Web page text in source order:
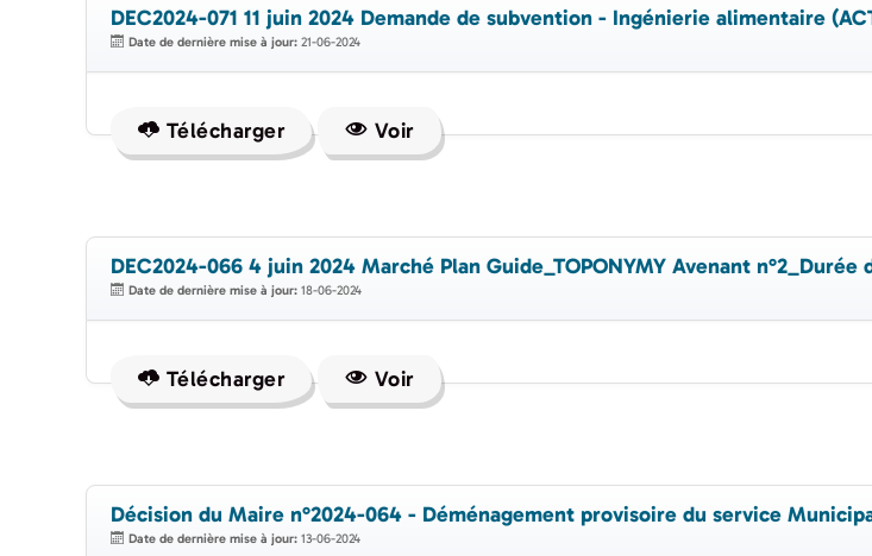
DEC2024-071 11 juin 2024 Demande de subvention - Ingénierie alimentaire
Date de dernière mise à jour: 21-06-2024
Télécharger Voir
DEC2024-066 4 juin 2024 Marché Plan Guide_TOPONYMY Avenant n°2_Durée
Date de dernière mise à jour: 18-06-2024
Télécharger Voir
Décision du Maire n°2024-064 - Déménagement provisoire du service
Date de dernière mise à jour: 13-06-2024